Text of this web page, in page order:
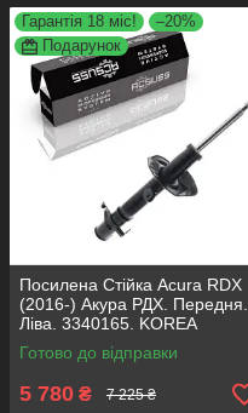
Гарантія 18 міс!
–20%
Подарунок
Посилена Стійка Acura RDX
(2016-) Акура РДХ. Передня.
Ліва. 3340165. KOREA
Аксусс!
Готово до відправки
5 780 ₴ 7 225 ₴